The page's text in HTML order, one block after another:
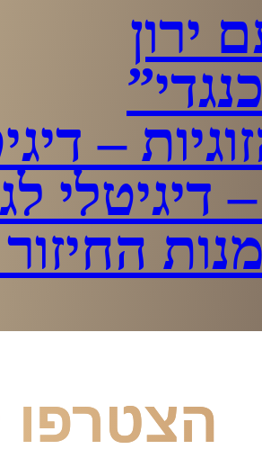
ירון
–
דיגיטלי
הצטרפו